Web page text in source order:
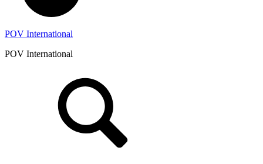
POV International
POV International